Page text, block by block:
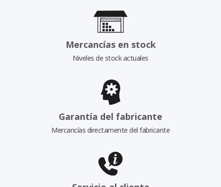
Mercancías en stock
Niveles de stock actuales
Garantía del fabricante
Mercancías directamente del fabricante